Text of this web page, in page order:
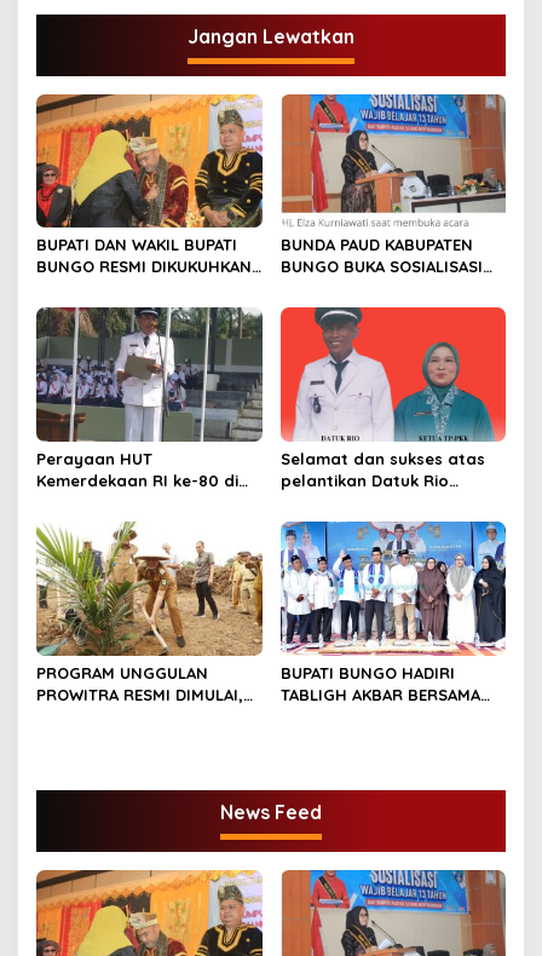
i
a
s
i
p
o
s
Jangan Lewatkan
BUPATI DAN WAKIL BUPATI
BUNGO RESMI DIKUKUHKAN
BUNDO KANDUNG
BUNDA PAUD KABUPATEN
BUNGO BUKA SOSIALISASI
Perayaan HUT
Kemerdekaan RI ke-80 di
Selamat dan sukses atas
pelantikan Datuk Rio
PROGRAM UNGGULAN
PROWITRA RESMI DIMULAI,
BUPATI BUNGO HADIRI
TABLIGH AKBAR BERSAMA
News Feed